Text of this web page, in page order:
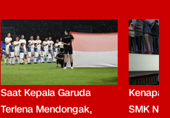
Saat Kepala Garuda
Terlena Mendongak,
Kenapa
SMK